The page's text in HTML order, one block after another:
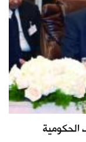
الحكومية